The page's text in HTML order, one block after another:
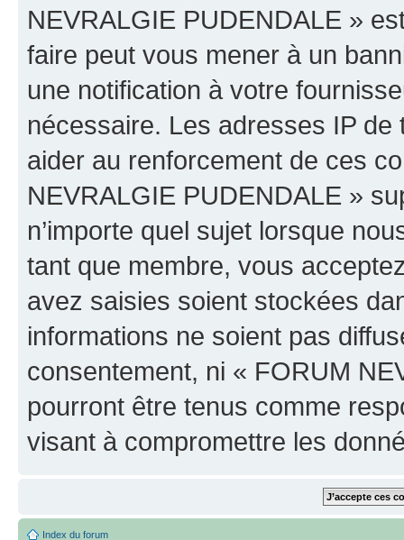
NEVRALGIE PUDENDALE »
faire peut vous mener à un
une notification à votre
nécessaire. Les adresses IP
aider au renforcement de ces
NEVRALGIE PUDENDALE »
n’importe quel sujet lorsque
tant que membre, vous
avez saisies soient stockées
informations ne soient pas
consentement, ni « FORUM
pourront être tenus comme
visant à compromettre les
Index du forum